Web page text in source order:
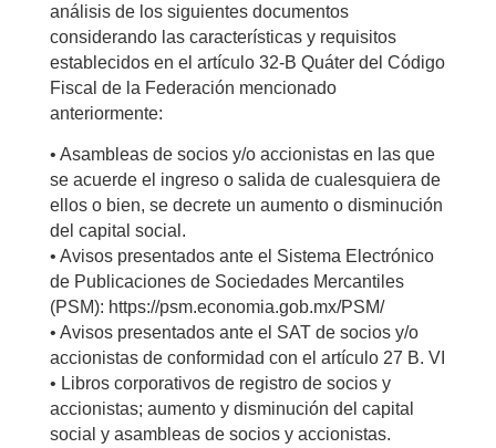
análisis de los siguientes documentos
considerando las características y requisitos
establecidos en el artículo 32-B Quáter del Código
Fiscal de la Federación mencionado
anteriormente:
• Asambleas de socios y/o accionistas en las que
se acuerde el ingreso o salida de cualesquiera de
ellos o bien, se decrete un aumento o disminución
del capital social.
• Avisos presentados ante el Sistema Electrónico
de Publicaciones de Sociedades Mercantiles
(PSM): https://psm.economia.gob.mx/PSM/
• Avisos presentados ante el SAT de socios y/o
accionistas de conformidad con el artículo 27 B. VI
• Libros corporativos de registro de socios y
accionistas; aumento y disminución del capital
social y asambleas de socios y accionistas.